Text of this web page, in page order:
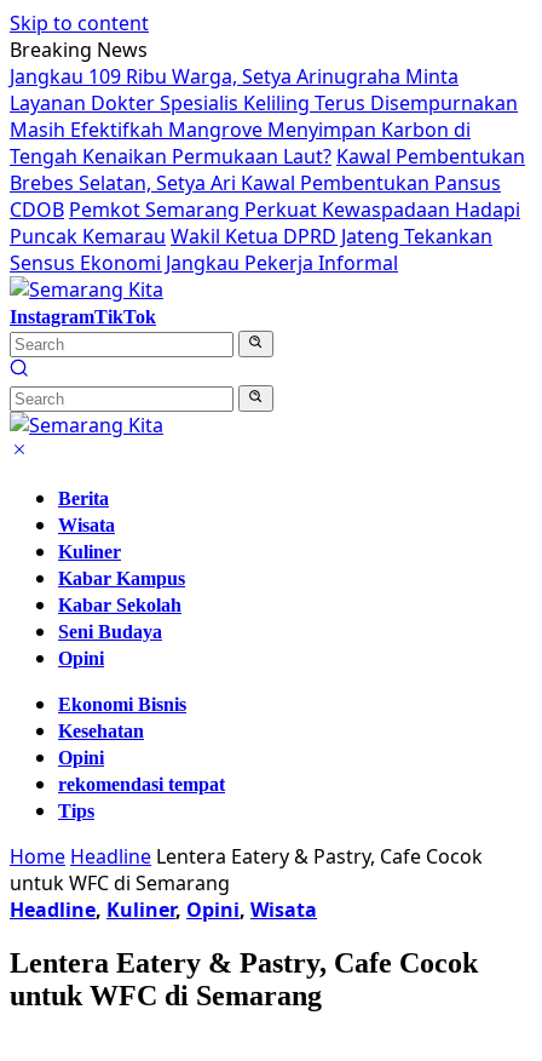
Skip to content
Breaking News
Jangkau 109 Ribu Warga, Setya Arinugraha Minta
Layanan Dokter Spesialis Keliling Terus Disempurnakan
Masih Efektifkah Mangrove Menyimpan Karbon di
Tengah Kenaikan Permukaan Laut? Kawal Pembentukan
Brebes Selatan, Setya Ari Kawal Pembentukan Pansus
CDOB Pemkot Semarang Perkuat Kewaspadaan Hadapi
Puncak Kemarau Wakil Ketua DPRD Jateng Tekankan
Sensus Ekonomi Jangkau Pekerja Informal
InstagramTikTok
Berita
Wisata
Kuliner
Kabar Kampus
Kabar Sekolah
Seni Budaya
Opini
Ekonomi Bisnis
Kesehatan
Opini
rekomendasi tempat
Tips
Home Headline Lentera Eatery & Pastry, Cafe Cocok
untuk WFC di Semarang
Headline, Kuliner, Opini, Wisata
Lentera Eatery & Pastry, Cafe Cocok
untuk WFC di Semarang